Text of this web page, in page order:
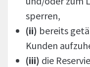
sperren,
(ii) bereits
Kunden
(iii) die